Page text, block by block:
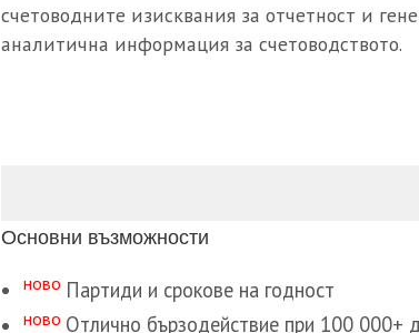
счетоводните изисквания за отчетност и
аналитична информация за счетоводството.
Основни възможности
ново Партиди и срокове на годност
ново Отлично бързодействие при 100 000+